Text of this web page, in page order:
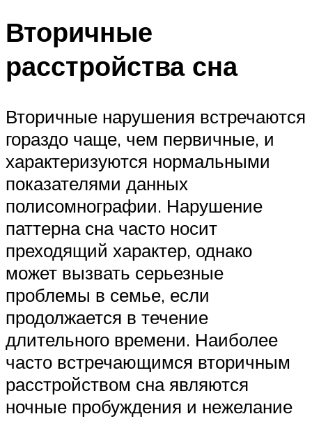
Вторичные
расстройства сна
Вторичные нарушения встречаются
гораздо чаще, чем первичные, и
характеризуются нормальными
показателями данных
полисомнографии. Нарушение
паттерна сна часто носит
преходящий характер, однако
может вызвать серьезные
проблемы в семье, если
продолжается в течение
длительного времени. Наиболее
часто встречающимся вторичным
расстройством сна являются
ночные пробуждения и нежелание